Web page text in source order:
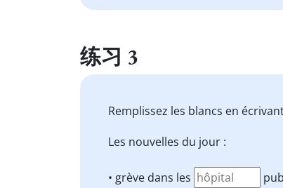
练习 3
Remplissez les blancs en
Les nouvelles du jour :
• grève dans les